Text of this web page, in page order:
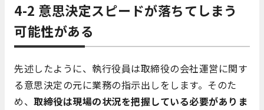
4-2 意思決定スピードが落ちてしまう
可能性がある
先述したように、執行役員は取締役の会社運営に関す
る意思決定の元に業務の指示出しをします。そのた
め、 取締役は現場の状況を把握している必要がありま